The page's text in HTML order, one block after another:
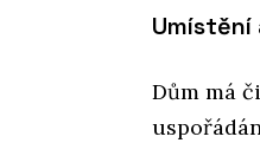
Dům má